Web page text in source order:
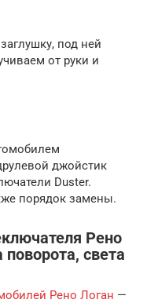
под ней
от руки и
джойстик
Duster.
порядок замены.
Рено
света
Рено Логан —